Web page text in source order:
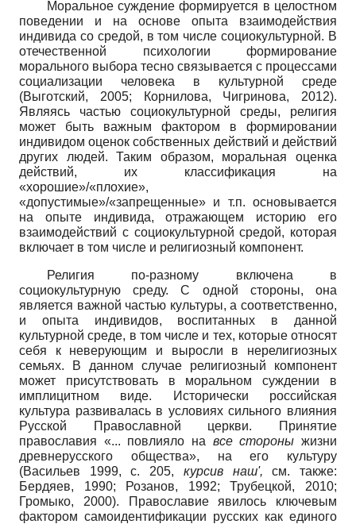
Моральное суждение формируется в целостном
поведении и на основе опыта взаимодействия
индивида со средой, в том числе социокультурной. В
отечественной психологии формирование
морального выбора тесно связывается с процессами
социализации человека в культурной среде
(Выготский, 2005; Корнилова, Чигринова, 2012).
Являясь частью социокультурной среды, религия
может быть важным фактором в формировании
индивидом оценок собственных действий и действий
других людей. Таким образом, моральная оценка
действий, их классификация на
«хорошие»/«плохие»,
«допустимые»/«запрещенные» и т.п. основывается
на опыте индивида, отражающем историю его
взаимодействий с социокультурной средой, которая
включает в том числе и религиозный компонент.
Религия по-разному включена в
социокультурную среду. С одной стороны, она
является важной частью культуры, а соответственно,
и опыта индивидов, воспитанных в данной
культурной среде, в том числе и тех, которые относят
себя к неверующим и выросли в нерелигиозных
семьях. В данном случае религиозный компонент
может присутствовать в моральном суждении в
имплицитном виде. Исторически российская
культура развивалась в условиях сильного влияния
Русской Православной церкви. Принятие
православия «... повлияло на все стороны жизни
древнерусского общества», на его культуру
(Васильев 1999, с. 205, курсив наш', см. также:
Бердяев, 1990; Розанов, 1992; Трубецкой, 2010;
Громыко, 2000). Православие явилось ключевым
фактором самоидентификации русских как единого